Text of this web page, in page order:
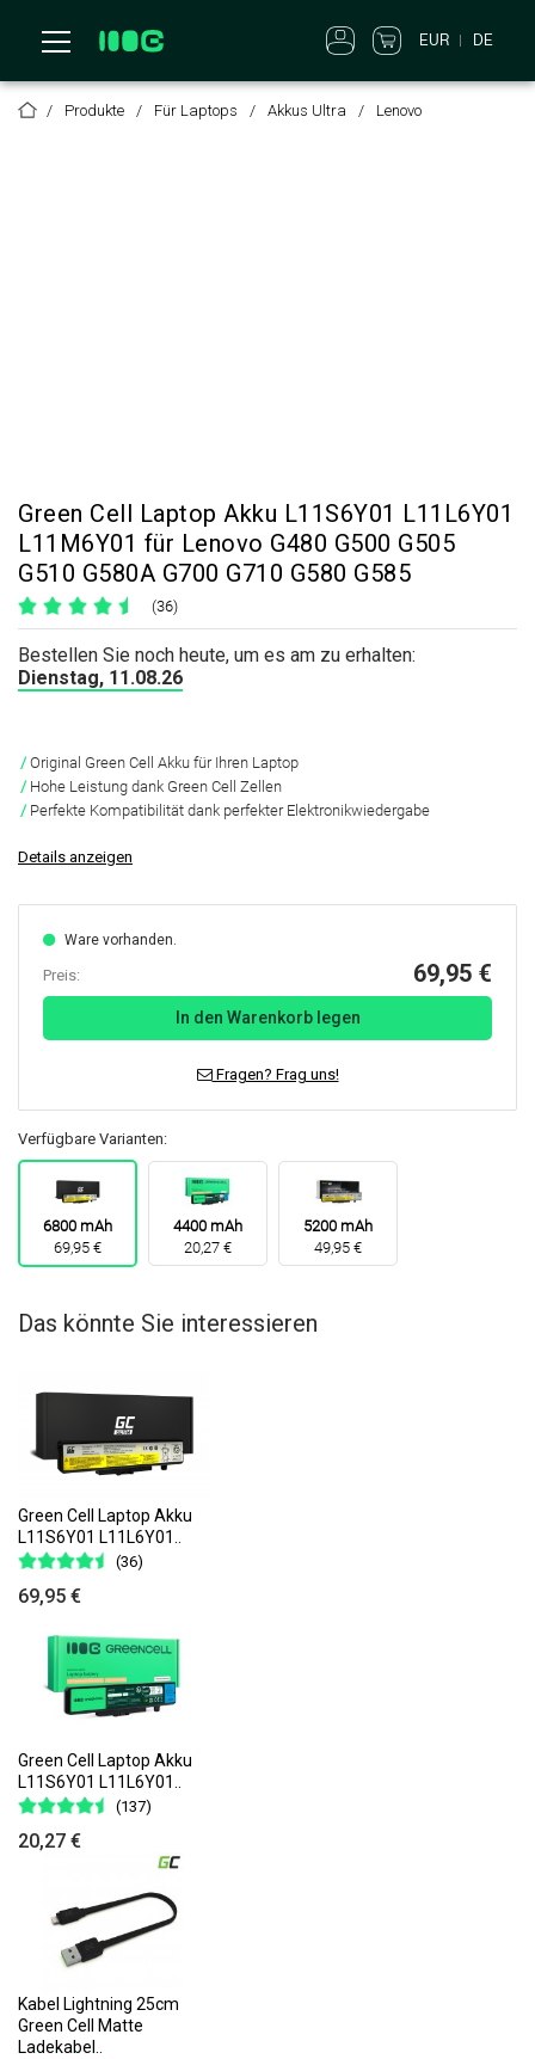
EUR DE
Produkte Für Laptops Akkus Ultra Lenovo
Green Cell Laptop Akku L11S6Y01 L11L6Y01
L11M6Y01 für Lenovo G480 G500 G505
G510 G580A G700 G710 G580 G585
(36)
Bestellen Sie noch heute, um es am zu erhalten:
Dienstag, 11.08.26
Original Green Cell Akku für Ihren Laptop
Hohe Leistung dank Green Cell Zellen
Perfekte Kompatibilität dank perfekter Elektronikwiedergabe
Details anzeigen
Ware vorhanden.
Preis: 69,95 €
In den Warenkorb legen
Fragen? Frag uns!
Verfügbare Varianten:
6800 mAh
69,95 €
4400 mAh
20,27 €
5200 mAh
49,95 €
Das könnte Sie interessieren
Green Cell Laptop Akku
L11S6Y01 L11L6Y01..
(36)
69,95 €
Green Cell Laptop Akku
L11S6Y01 L11L6Y01..
(137)
20,27 €
Kabel Lightning 25cm
Green Cell Matte
Ladekabel..